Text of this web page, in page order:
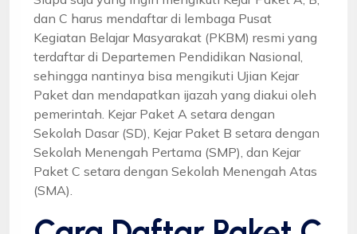
dan C harus mendaftar di lembaga Pusat
Kegiatan Belajar Masyarakat (PKBM) resmi yang
terdaftar di Departemen Pendidikan Nasional,
sehingga nantinya bisa mengikuti Ujian Kejar
Paket dan mendapatkan ijazah yang diakui oleh
pemerintah. Kejar Paket A setara dengan
Sekolah Dasar (SD), Kejar Paket B setara dengan
Sekolah Menengah Pertama (SMP), dan Kejar
Paket C setara dengan Sekolah Menengah Atas
(SMA).